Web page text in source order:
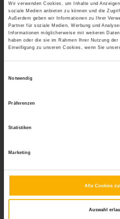
Wir verwenden Cookies, um Inhalte und
soziale Medien anbieten zu können und die
Außerdem geben wir Informationen zu Ihrer
Partner für soziale Medien, Werbung und
Informationen möglicherweise mit weiteren
haben oder die sie im Rahmen Ihrer Nutzung
Einwilligung zu unseren Cookies, wenn Sie
Notwendig
Präferenzen
Statistiken
Marketing
Alle Cookies
Auswahl
Die Weiterbildung im
für ganz unterschiedliche
Personen, die bereits im
und die ihre Kenntnisse
aktualisieren möchten.
Personalmanagement ist
beruflich verändern und in den
wechseln möchten oder
Qualifikation eine
Die Vorteile einer Weiterbildung
Spezialisierung, sind
Stand, können eine Position
übernehmen, was
Gehalt verbunden ist und tun
persönlichen Erfolg und für